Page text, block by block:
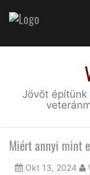
Jövőt
Miért annyi mint
Okt 13, 2024